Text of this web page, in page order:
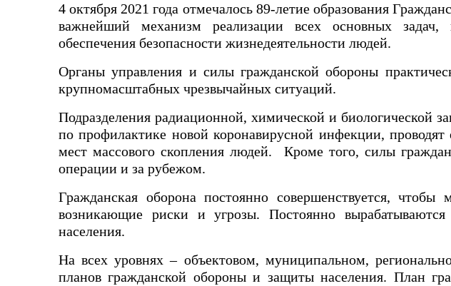
4 октября 2021 года отмечалось 89-летие образования
важнейший механизм реализации всех основных задач,
обеспечения безопасности жизнедеятельности людей.
Органы управления и силы гражданской обороны
крупномасштабных чрезвычайных ситуаций.
Подразделения радиационной, химической и биологической
по профилактике новой коронавирусной инфекции, проводят
мест массового скопления людей.
Кроме того, силы
операции и за рубежом.
Гражданская оборона постоянно совершенствуется, чтобы
возникающие риски и угрозы. Постоянно
населения.
На всех уровнях – объектовом, муниципальном,
планов гражданской обороны и защиты населения. План